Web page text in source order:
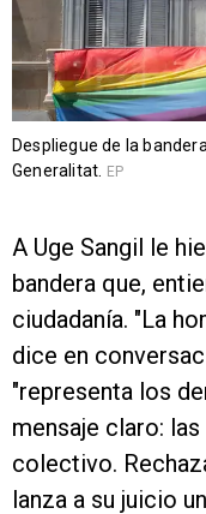
Despliegue de la
Generalitat. EP
A Uge Sangil le
bandera que,
ciudadanía. "La
dice en
"representa los
mensaje claro:
colectivo.
lanza a su juicio